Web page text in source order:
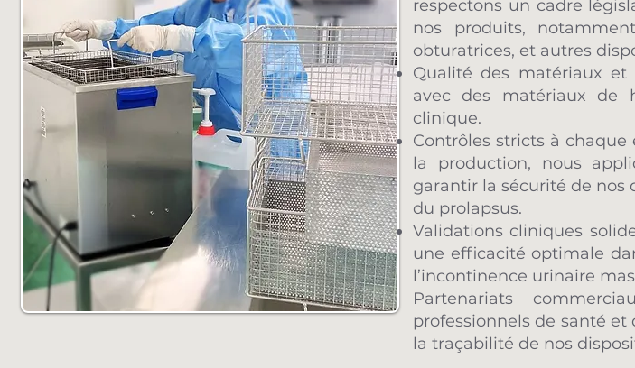
respectons un cadre
nos produits,
obturatrices, et autres
Qualité des matériaux et
avec des matériaux de
clinique.
Contrôles stricts à
la production, nous
garantir la sécurité de
du prolapsus.
Validations cliniques
une efficacité optimale
l’incontinence urinaire
Partenariats
professionnels de santé
la traçabilité de nos